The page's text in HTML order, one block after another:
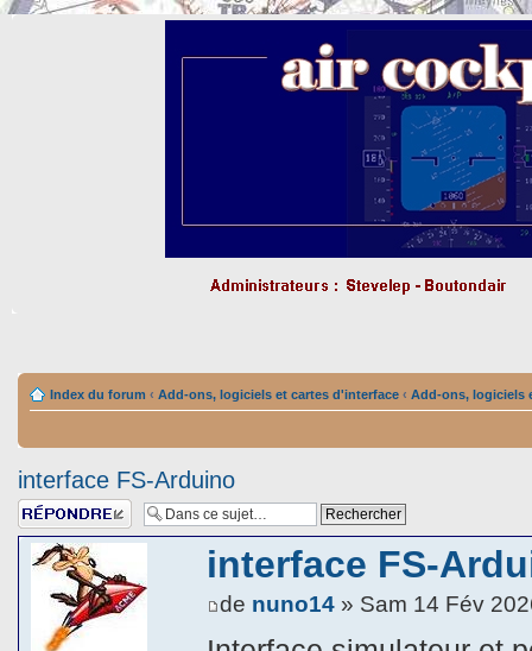
Index du forum ‹ Add-ons, logiciels et cartes d'interface ‹ Add-ons, logiciels
interface FS-Arduino
Répondre
interface FS-
de nuno14 » Sam 14 Fév